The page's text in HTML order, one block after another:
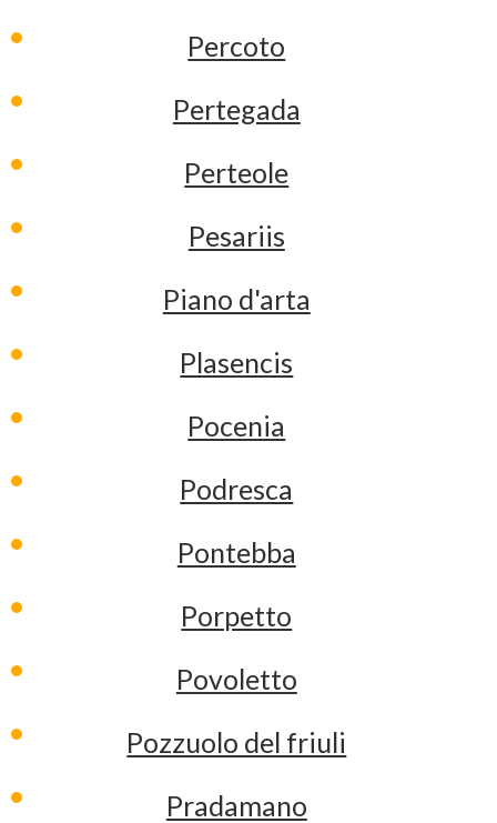
Percoto
Pertegada
Perteole
Pesariis
Piano d'arta
Plasencis
Pocenia
Podresca
Pontebba
Porpetto
Povoletto
Pozzuolo del friuli
Pradamano